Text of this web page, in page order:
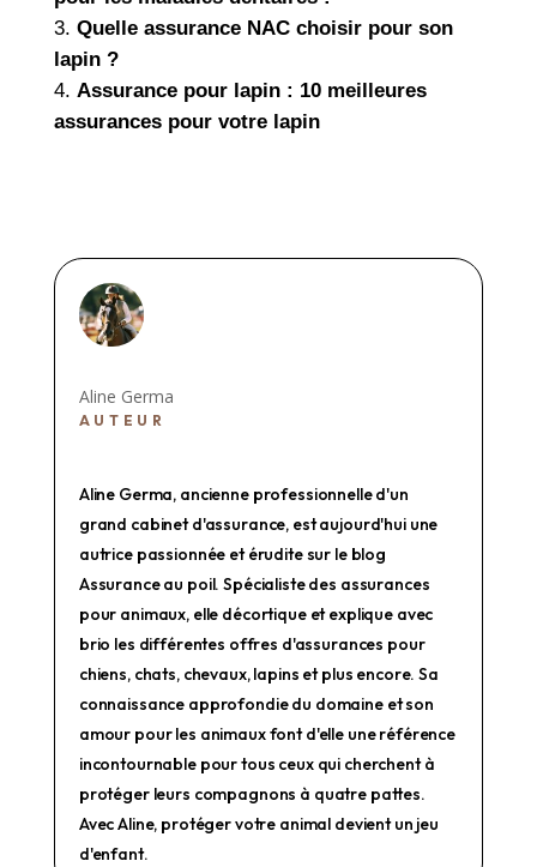
Quelle assurance NAC choisir pour son
lapin ?
Assurance pour lapin : 10 meilleures
assurances pour votre lapin
Aline Germa
AUTEUR
Aline Germa, ancienne professionnelle d'un
grand cabinet d'assurance, est aujourd'hui une
autrice passionnée et érudite sur le blog
Assurance au poil. Spécialiste des assurances
pour animaux, elle décortique et explique avec
brio les différentes offres d'assurances pour
chiens, chats, chevaux, lapins et plus encore. Sa
connaissance approfondie du domaine et son
amour pour les animaux font d'elle une référence
incontournable pour tous ceux qui cherchent à
protéger leurs compagnons à quatre pattes.
Avec Aline, protéger votre animal devient un jeu
d'enfant.